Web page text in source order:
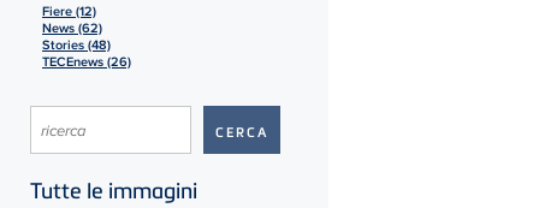
Fiere (12)
News (62)
Stories (48)
TECEnews (26)
Tutte le immagini